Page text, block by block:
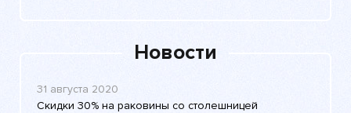
Новости
31 августа 2020
Скидки 30% на раковины со столешницей